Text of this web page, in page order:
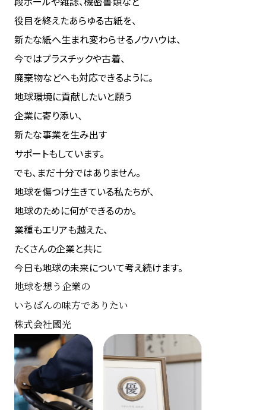
役目を終えたあらゆる古紙を、
新たな紙へ生まれ変わらせるノウハウは、
今ではプラスチックや古着、
廃棄物などへも対応できるように。
地球環境に貢献したいと願う
企業に寄り添い、
新たな事業を生み出す
サポートもしています。
でも、まだ十分ではありません。
地球を傷つけ生きている私たちが、
地球のために何ができるのか。
業種もエリアも越えた、
たくさんの企業と共に
今日も地球の未来について考え続けます。
地球を想う企業の
いちばんの味方でありたい
株式会社國光